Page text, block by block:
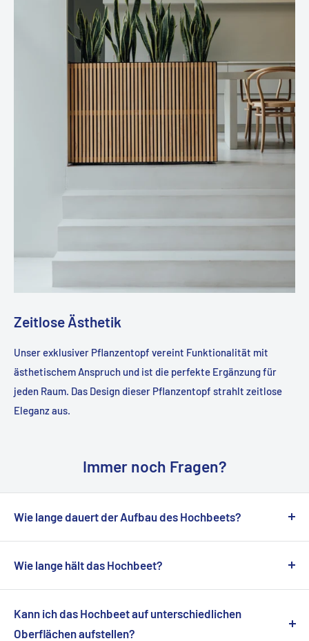
Zeitlose Ästhetik
Unser exklusiver Pflanzentopf vereint Funktionalität mit
ästhetischem Anspruch und ist die perfekte Ergänzung für
jeden Raum. Das Design dieser Pflanzentopf strahlt zeitlose
Eleganz aus.
Immer noch Fragen?
Wie lange dauert der Aufbau des Hochbeets?
Unser Hochbeet wurde mit einem durchdachten Design
entwickelt, das einen einfachen Aufbau ermöglicht. In der
Montageanleitung bietet klare Schritt-für-Schritt-
Wie lange hält das Hochbeet?
Unser Hochbeet wurde aus hochwertigen Materialien
hergestellt, die für ihre Langlebigkeit und
Witterungsbeständigkeit bekannt sind. Das
Kann ich das Hochbeet auf unterschiedlichen
Oberflächen aufstellen?